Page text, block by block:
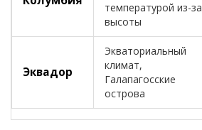
температурой из-за
высоты
Эквадор
Экваториальный
климат,
Галапагосские
острова